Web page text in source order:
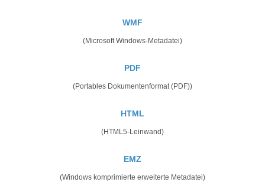
WMF
(Microsoft Windows-Metadatei)
PDF
(Portables Dokumentenformat (PDF))
HTML
(HTML5-Leinwand)
EMZ
(Windows komprimierte erweiterte Metadatei)